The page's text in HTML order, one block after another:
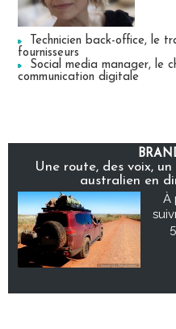
Technicien back-office, le
fournisseurs
Social media manager, le
communication digitale
Une route, des voix,
australien en
À